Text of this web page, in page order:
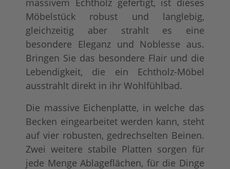
massivem Echtholz gefertigt, ist dieses
Möbelstück robust und langlebig,
gleichzeitig aber strahlt es eine
besondere Eleganz und Noblesse aus.
Bringen Sie das besondere Flair und die
Lebendigkeit, die ein Echtholz-Möbel
ausstrahlt direkt in ihr Wohlfühlbad.
Die massive Eichenplatte, in welche das
Becken eingearbeitet werden kann, steht
auf vier robusten, gedrechselten Beinen.
Zwei weitere stabile Platten sorgen für
jede Menge Ablageflächen, für die Dinge